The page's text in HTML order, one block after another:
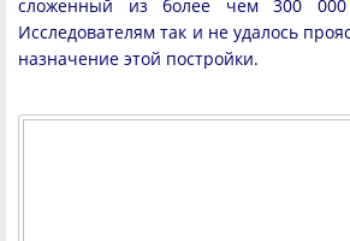
сложенный из более чем 300 000
Исследователям так и не удалось
назначение этой постройки.